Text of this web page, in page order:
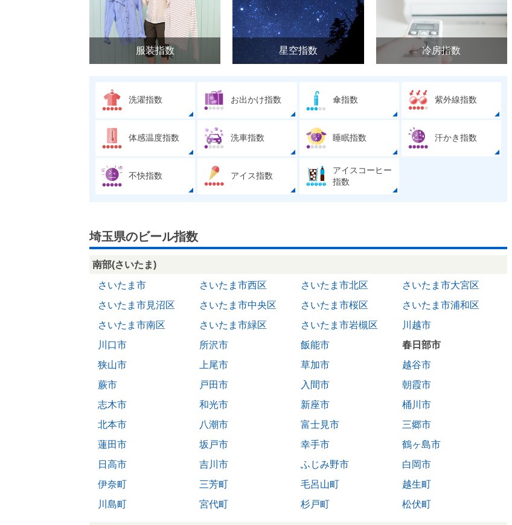
服装指数 星空指数 冷房指数
洗濯指数 お出かけ指数 傘指数 紫外線指数
体感温度指数 洗車指数 睡眠指数 汗かき指数
不快指数 アイス指数
アイスコーヒー
指数
埼玉県のビール指数
南部(さいたま)
さいたま市
さいたま市西区 さいたま市北区
さいたま市大宮区
さいたま市見沼区
さいたま市中央区 さいたま市桜区
さいたま市浦和区
さいたま市南区
さいたま市緑区 さいたま市岩槻区
川越市
川口市
所沢市 飯能市
春日部市
狭山市
上尾市 草加市
越谷市
蕨市
戸田市 入間市
朝霞市
志木市
和光市 新座市
桶川市
北本市
八潮市 富士見市
三郷市
蓮田市
坂戸市 幸手市
鶴ヶ島市
日高市
吉川市 ふじみ野市
白岡市
伊奈町
三芳町 毛呂山町
越生町
川島町
宮代町 杉戸町 松伏町